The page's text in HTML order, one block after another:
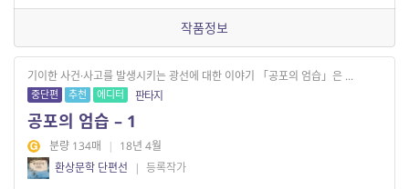
작품정보
기이한 사건·사고를 발생시키는 광선에 대한 이야기 「공포의 엄습」은 ...
중단편 추천 에디터 판타지
공포의 엄습 – 1
분량 134매 | 18년 4월
환상문학 단편선
| 등록작가